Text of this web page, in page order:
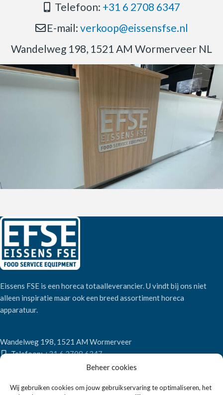
Beheer cookies
Wij gebruiken cookies om jouw gebruikservaring te optimaliseren, het
Telefoon: +31 6 2708 6347
E-mail: verkoop@eissensfse.nl
Wandelweg 198, 1521 AM Wormerveer NL
Eissens FSE is een horeca totaalleverancier. U vindt bij ons niet
alleen inspiratie maar ook een breed assortiment horeca
apparatuur.
Wandelweg 198, 1521 AM Wormerveer
Telefoon:+31 6 2708 6347
verkoop@eissensfse.nl
KLANTENSERVICE